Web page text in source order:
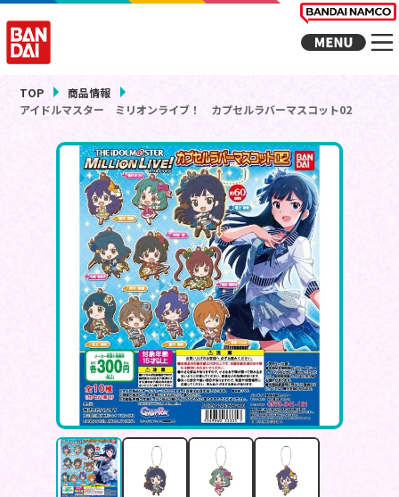
TOP
商品情報
アイドルマスター ミリオンライブ！ カプセルラバーマスコット02